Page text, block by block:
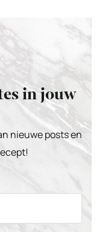
in jouw
nieuwe posts en